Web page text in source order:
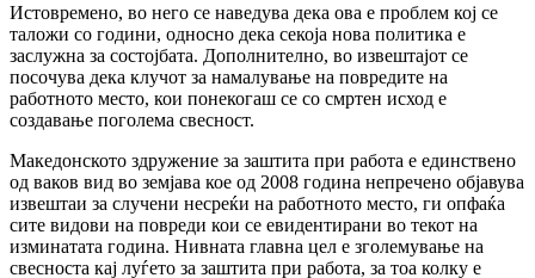
Истовремено, во него се наведува дека ова е проблем кој се
таложи со години, односно дека секоја нова политика е
заслужна за состојбата. Дополнително, во извештајот се
посочува дека клучот за намалување на повредите на
работното место, кои понекогаш се со смртен исход е
создавање поголема свесност.
Македонското здружение за заштита при работа е единствено
од ваков вид во земјава кое од 2008 година непречено објавува
извештаи за случени несреќи на работното место, ги опфаќа
сите видови на повреди кои се евидентирани во текот на
изминатата година. Нивната главна цел е зголемување на
свесноста кај луѓето за заштита при работа, за тоа колку е